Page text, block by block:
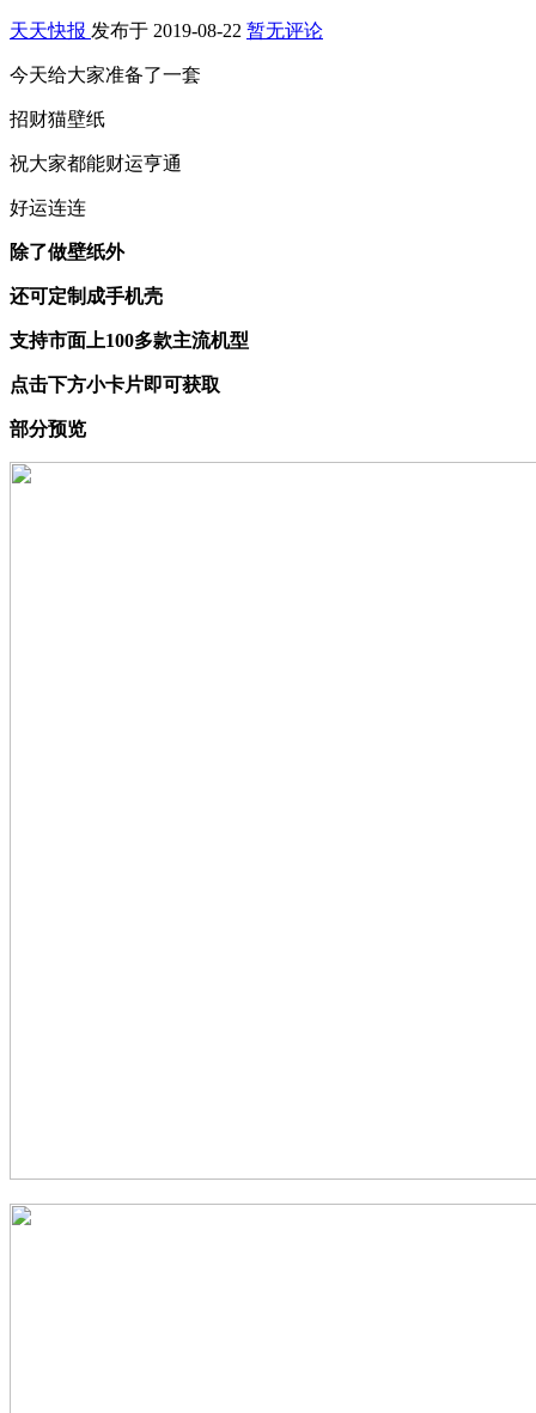
天天快报 发布于 2019-08-22 暂无评论
今天给大家准备了一套
招财猫壁纸
祝大家都能财运亨通
好运连连
除了做壁纸外
还可定制成手机壳
支持市面上100多款主流机型
点击下方小卡片即可获取
部分预览